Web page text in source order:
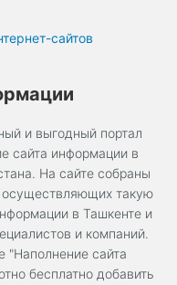
сайтов
и выгодный портал
сайта информации в
На сайте собраны
такую
в Ташкенте и
и компаний.
"Наполнение сайта
бесплатно добавить